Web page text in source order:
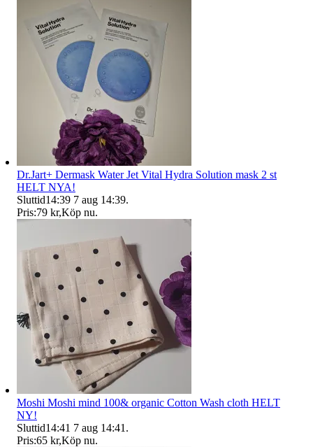
Dr.Jart+ Dermask Water Jet Vital Hydra Solution mask 2 st
HELT NYA!
Sluttid14:39 7 aug 14:39.
Pris:79 kr,Köp nu.
Moshi Moshi mind 100& organic Cotton Wash cloth HELT
NY!
Sluttid14:41 7 aug 14:41 .
Pris:65 kr,Köp nu.